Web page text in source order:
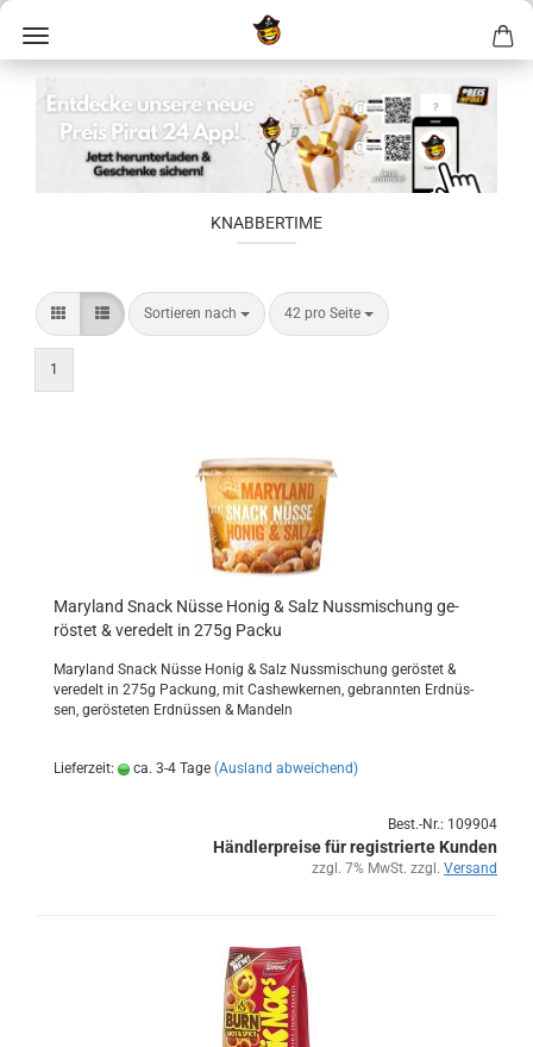
KNABBERTIME
Sortieren nach 42 pro Seite
1
Ma­ry­land Snack Nüsse Honig & Salz Nuss­mi­schung ge­
rös­tet & ver­edelt in 275g Packu
Ma­ry­land Snack Nüsse Honig & Salz Nuss­mi­schung ge­rös­tet &
ver­edelt in 275g Pa­ckung, mit Cas­hewker­nen, ge­brann­ten Erd­nüs­
sen, ge­rös­te­ten Erd­nüs­sen & Man­deln
Lieferzeit: ca. 3-4 Tage (Ausland abweichend)
Best.-Nr.: 109904
Händlerpreise für registrierte Kunden
zzgl. 7% MwSt. zzgl. Versand